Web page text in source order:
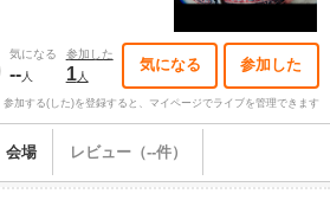
気になる
--人
参加した
1人
気になる 参加した
参加する(した)を登録すると、マイページでライブを管理できます
会場 レビュー（--件）